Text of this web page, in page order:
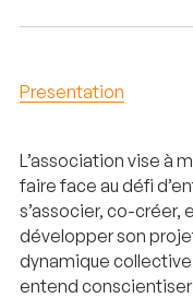
Presentation
L’association vise à
faire face au défi
s’associer, co-créer,
développer son
dynamique
entend conscientiser